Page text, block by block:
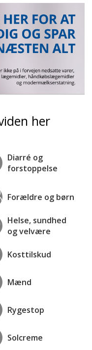
her
Diarré og
forstoppelse
Forældre og børn
Helse, sundhed
og velvære
Kosttilskud
Mænd
Rygestop
Solcreme